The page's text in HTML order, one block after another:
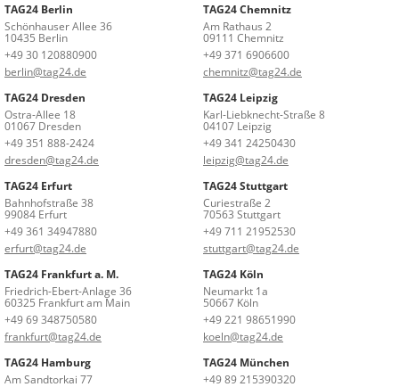
TAG24 Berlin
Schönhauser Allee 36
10435 Berlin
+49 30 120880900
berlin@tag24.de
TAG24 Chemnitz
Am Rathaus 2
09111 Chemnitz
+49 371 6906600
chemnitz@tag24.de
TAG24 Dresden
Ostra-Allee 18
01067 Dresden
+49 351 888-2424
dresden@tag24.de
TAG24 Leipzig
Karl-Liebknecht-Straße 8
04107 Leipzig
+49 341 24250430
leipzig@tag24.de
TAG24 Erfurt
Bahnhofstraße 38
99084 Erfurt
+49 361 34947880
erfurt@tag24.de
TAG24 Stuttgart
Curiestraße 2
70563 Stuttgart
+49 711 21952530
stuttgart@tag24.de
TAG24 Frankfurt a. M.
Friedrich-Ebert-Anlage 36
60325 Frankfurt am Main
+49 69 348750580
frankfurt@tag24.de
TAG24 Köln
Neumarkt 1a
50667 Köln
+49 221 98651990
koeln@tag24.de
TAG24 Hamburg
Am Sandtorkai 77
TAG24 München
+49 89 215390320